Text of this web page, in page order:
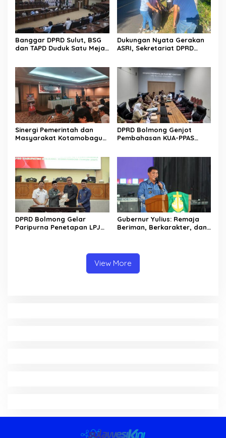
Banggar DPRD Sulut, BSG
dan TAPD Duduk Satu Meja.
Dukungan Nyata Gerakan
ASRI, Sekretariat DPRD
Sinergi Pemerintah dan
Masyarakat Kotamobagu
DPRD Bolmong Genjot
Pembahasan KUA-PPAS
DPRD Bolmong Gelar
Paripurna Penetapan LPJ
Gubernur Yulius: Remaja
Beriman, Berkarakter, dan
View More